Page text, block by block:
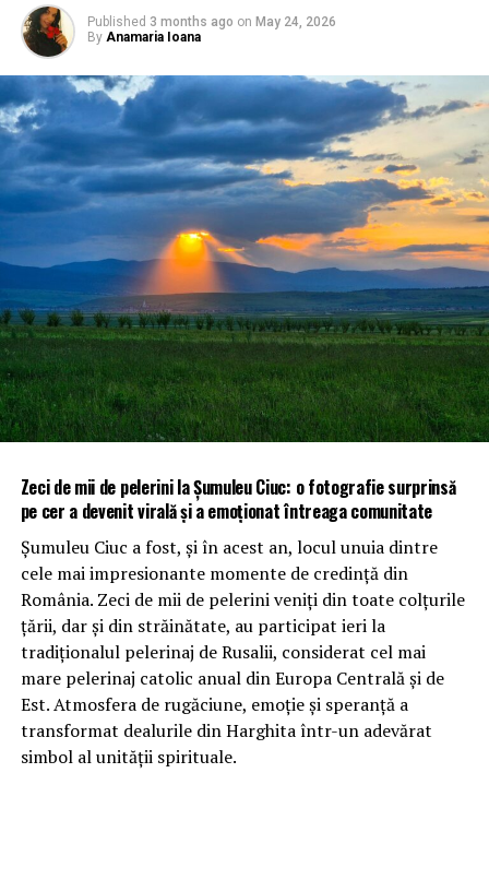
Published 3 months ago on May 24, 2026
By Anamaria Ioana
Zeci de mii de pelerini la Șumuleu Ciuc: o fotografie surprinsă
pe cer a devenit virală și a emoționat întreaga comunitate
Șumuleu Ciuc a fost, și în acest an, locul unuia dintre
cele mai impresionante momente de credință din
România. Zeci de mii de pelerini veniți din toate colțurile
țării, dar și din străinătate, au participat ieri la
tradiționalul pelerinaj de Rusalii, considerat cel mai
mare pelerinaj catolic anual din Europa Centrală și de
Est. Atmosfera de rugăciune, emoție și speranță a
transformat dealurile din Harghita într-un adevărat
simbol al unității spirituale.